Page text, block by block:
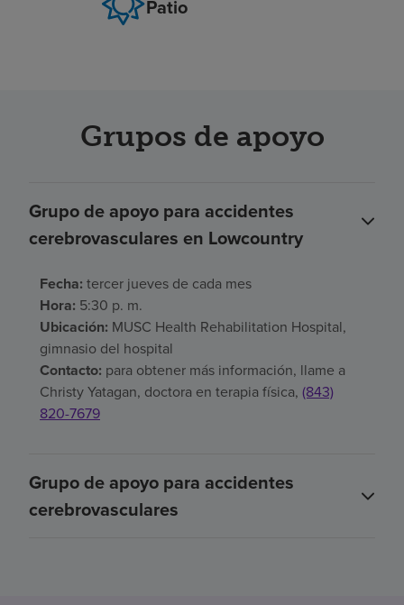
Patio
Grupos de apoyo
Grupo de apoyo para accidentes
cerebrovasculares en Lowcountry
Fecha: tercer jueves de cada mes
Hora: 5:30 p. m.
Ubicación: MUSC Health Rehabilitation Hospital,
gimnasio del hospital
Contacto: para obtener más información, llame a
Christy Yatagan, doctora en terapia física, (843)
820-7679
Grupo de apoyo para accidentes
cerebrovasculares